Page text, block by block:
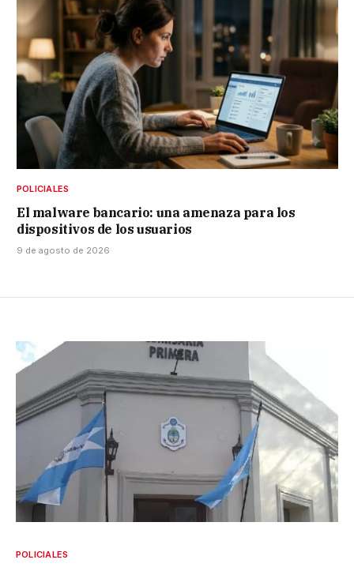
POLICIALES
El malware bancario: una amenaza para los
dispositivos de los usuarios
9 de agosto de 2026
POLICIALES